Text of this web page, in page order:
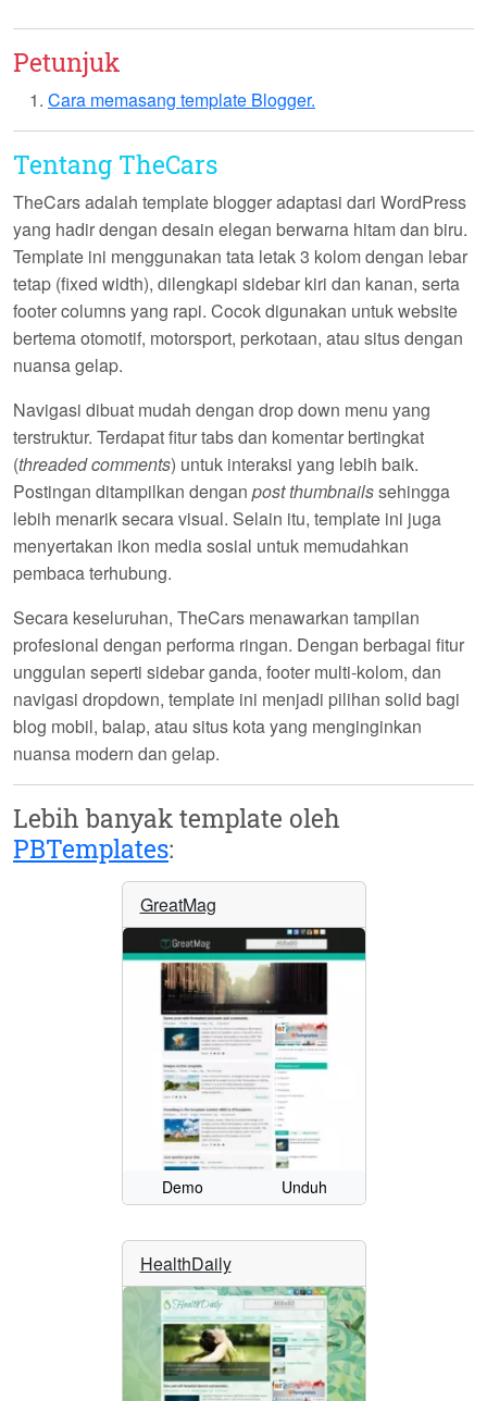
Petunjuk
Cara memasang template Blogger.
Tentang TheCars
TheCarsadalah template blogger adaptasi dari WordPress
yang hadir dengan desain elegan berwarna hitam dan biru.
Template ini menggunakan tata letak 3 kolom dengan lebar
tetap (fixed width), dilengkapi sidebar kiri dan kanan, serta
footer columns yang rapi. Cocok digunakan untuk website
bertema otomotif, motorsport, perkotaan, atau situs dengan
nuansa gelap.
Navigasi dibuat mudah dengan drop down menu yang
terstruktur. Terdapat fiturtabsdan komentar bertingkat
(threaded comments) untuk interaksi yang lebih baik.
Postingan ditampilkan dengan post thumbnailssehingga
lebih menarik secara visual. Selain itu, template ini juga
menyertakan ikon media sosial untuk memudahkan
pembaca terhubung.
Secara keseluruhan, TheCars menawarkan tampilan
profesional dengan performa ringan. Dengan berbagai fitur
unggulan seperti sidebar ganda, footer multi-kolom, dan
navigasi dropdown, template ini menjadi pilihan solid bagi
blog mobil, balap, atau situs kota yang menginginkan
nuansa modern dan gelap.
Lebih banyak template oleh
PBTemplates:
GreatMag
Demo Unduh
HealthDaily